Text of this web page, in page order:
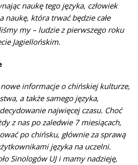
naukę tego języka, człowiek
naukę, która trwać będzie całe
my – ludzie z pierwszego roku
Jagiellońskim.
informacje o chińskiej kulturze,
a także samego języka,
najwięcej czasu. Choć
z nas po zaledwie 7 miesiącach,
po chińsku, głównie za sprawą
języka na uczelni.
Sinologów UJi mamy nadzieję,